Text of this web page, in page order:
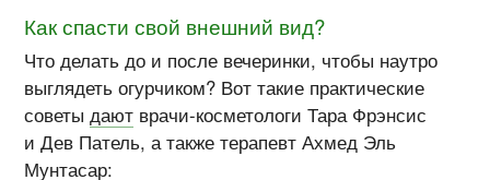
Как спасти свой внешний вид?
Что делать до и после вечеринки, чтобы наутро
выглядеть огурчиком? Вот такие практические
советы дают врачи-косметологи Тара Фрэнсис
и Дев Патель, а также терапевт Ахмед Эль
Мунтасар: